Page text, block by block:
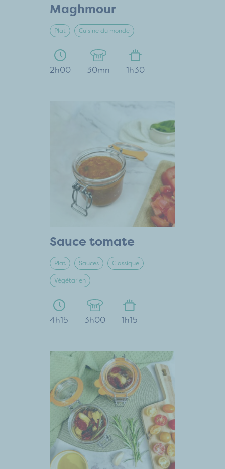
Maghmour
Plat Cuisine du monde
2h00 30mn 1h30
Sauce tomate
Plat Sauces Classique
Végétarien
4h15 3h00 1h15